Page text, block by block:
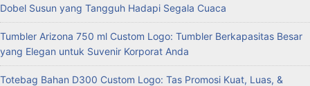
Dobel Susun yang Tangguh Hadapi Segala Cuaca
Tumbler Arizona 750 ml Custom Logo: Tumbler Berkapasitas Besar
yang Elegan untuk Suvenir Korporat Anda
Totebag Bahan D300 Custom Logo: Tas Promosi Kuat, Luas, &